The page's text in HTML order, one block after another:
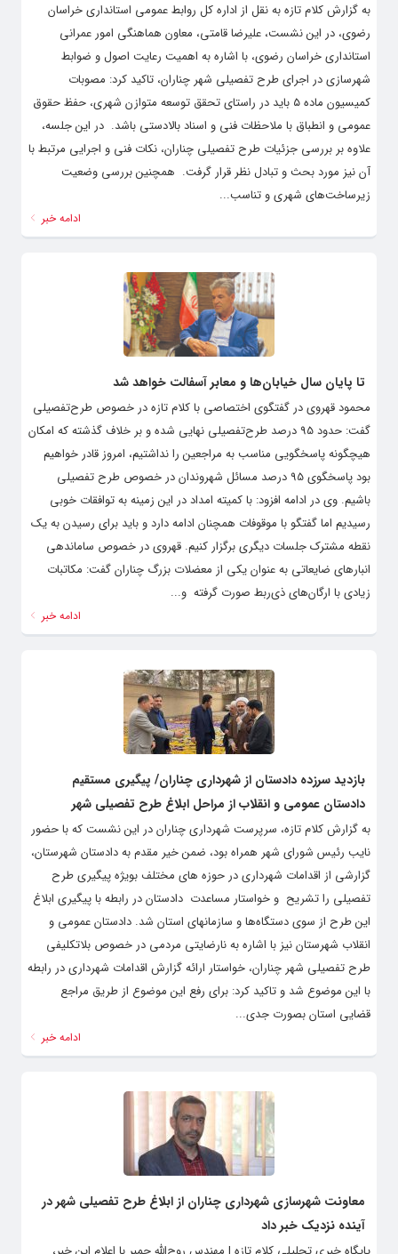
️به گزارش کلام تازه به نقل از اداره کل روابط عمومی استانداری خراسان
رضوی، در این نشست، علیرضا قامتی، معاون هماهنگی امور عمرانی
استانداری خراسان رضوی، با اشاره به اهمیت رعایت اصول و ضوابط
شهرسازی در اجرای طرح تفصیلی شهر چناران، تاکید کرد: مصوبات
کمیسیون ماده ۵ باید در راستای تحقق توسعه متوازن شهری، حفظ حقوق
عمومی و انطباق با ملاحظات فنی و اسناد بالادستی باشد. ‌ در این جلسه،
علاوه بر بررسی جزئیات طرح تفصیلی چناران، نکات فنی و اجرایی مرتبط با
آن نیز مورد بحث و تبادل نظر قرار گرفت. ‌ همچنین بررسی وضعیت
زیرساخت‌های شهری و تناسب...
ادامه خبر
تا پایان سال خیابان‌ها و معابر آسفالت خواهد شد
محمود قهروی در گفتگوی اختصاصی با کلام تازه در خصوص طرح‌تفصیلی
گفت: حدود 95 درصد طرح‌تفصیلی نهایی شده و بر خلاف گذشته که امکان
هیچگونه پاسخگویی مناسب به مراجعین را نداشتیم، امروز قادر خواهیم
بود پاسخگوی 95 درصد مسائل شهروندان در خصوص طرح تفصیلی
باشیم. وی در ادامه افزود: با کمیته امداد در این زمینه به توافقات خوبی
رسیدیم اما گفتگو با موقوفات همچنان ادامه دارد و باید برای رسیدن به یک
نقطه مشترک جلسات دیگری برگزار کنیم. قهروی در خصوص ساماندهی
انبارهای ضایعاتی به عنوان یکی از معضلات بزرگ چناران گفت: مکاتبات
زیادی با ارگان‌های ذی‌ربط صورت گرفته و...
ادامه خبر
بازدید سرزده دادستان از شهرداری چناران/ پیگیری مستقیم
دادستان عمومی و انقلاب از مراحل ابلاغ طرح تفصیلی شهر
به گزارش کلام تازه، سرپرست شهرداری چناران در این نشست که با حضور
نایب رئیس شورای شهر همراه بود، ضمن خیر مقدم به دادستان شهرستان،
گزارشی از اقدامات شهرداری در حوزه های مختلف بویژه پیگیری طرح
تفصیلی را تشریح و خواستار مساعدت دادستان در رابطه با پیگیری ابلاغ
این طرح از سوی دستگاه‌ها و سازمانهای استان شد. دادستان عمومی و
انقلاب شهرستان نیز با اشاره به نارضایتی مردمی در خصوص بلاتکلیفی
طرح تفصیلی شهر چناران، خواستار ارائه گزارش اقدامات شهرداری در رابطه
با این موضوع شد و تاکید کرد: برای رفع این موضوع از طریق مراجع
قضایی استان بصورت جدی...
ادامه خبر
معاونت شهرسازی شهرداری چناران از ابلاغ طرح تفصیلی شهر در
آینده نزدیک خبر داد